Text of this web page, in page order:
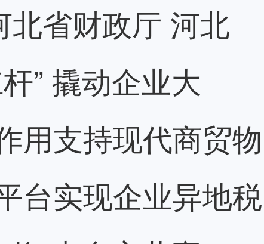
省财政厅 河北
” 撬动企业大
用支持现代商贸物
台实现企业异地税